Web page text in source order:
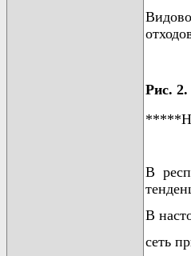
Рис. 2.
В
В
сеть